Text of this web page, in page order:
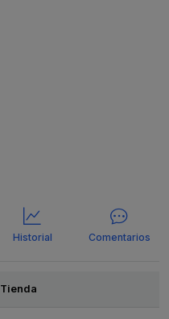
Historial Comentarios
Tienda